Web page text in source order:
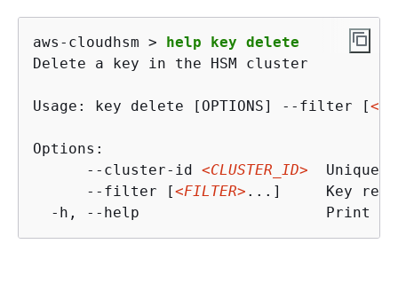
aws-cloudhsm > help key delete
Delete a key in the HSM cluster
Usage: key delete [OPTIONS] --filter [
Options:
      --cluster-id
<CLUSTER_ID>
Unique
      --filter [
<FILTER> ...]     Key
-h, --help                     Print